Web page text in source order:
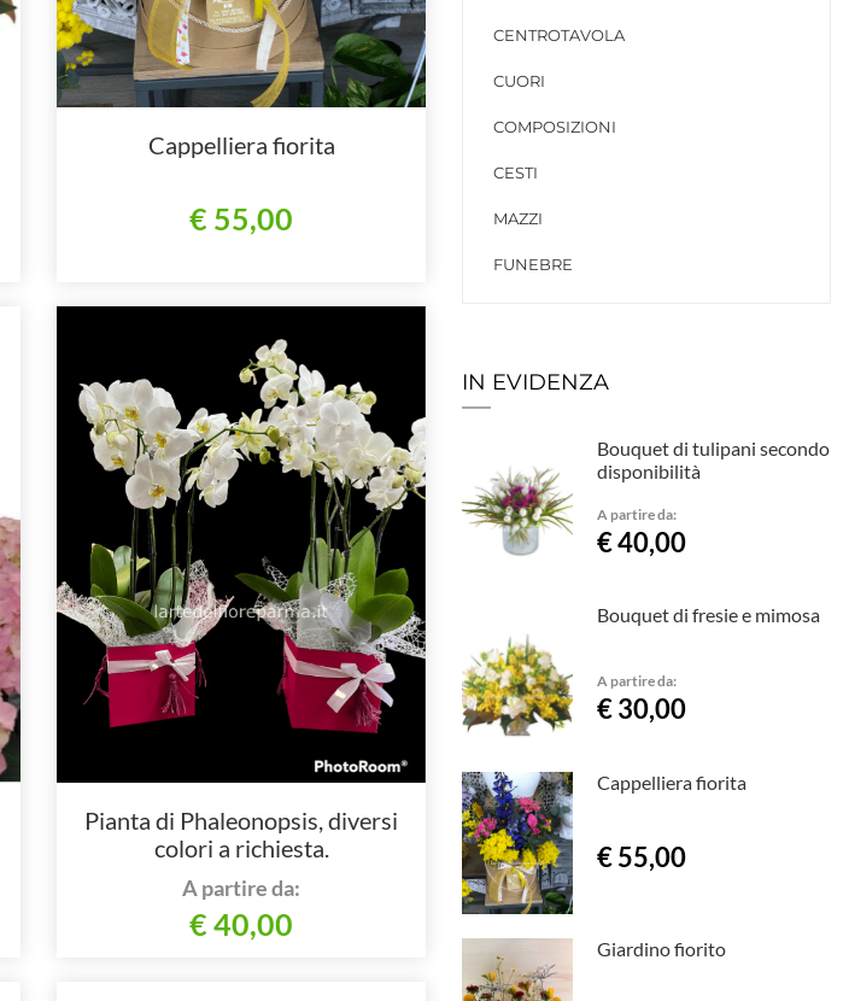
Cappelliera fiorita
€ 55,00
Pianta di Phaleonopsis, diversi
colori a richiesta.
A partire da:
€ 40,00
CENTROTAVOLA
CUORI
COMPOSIZIONI
CESTI
MAZZI
FUNEBRE
IN EVIDENZA
Bouquet di tulipani secondo
disponibilità
A partire da:
€ 40,00
Bouquet di fresie e mimosa
A partire da:
€ 30,00
Cappelliera fiorita
€ 55,00
Giardino fiorito